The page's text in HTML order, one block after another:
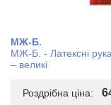
МЖ-Б.
МЖ-Б. - Латексні
– великі
Роздрібна ціна: